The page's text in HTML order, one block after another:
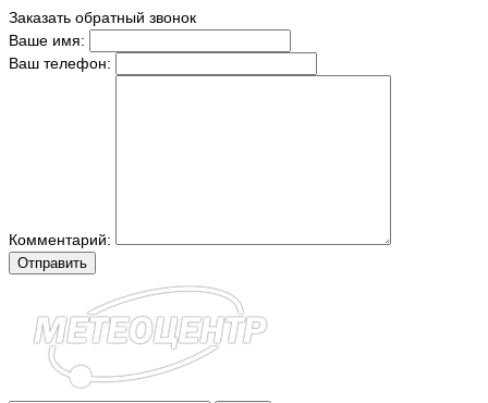
Заказать обратный звонок
Ваше имя:
Ваш телефон:
Комментарий:
Отправить